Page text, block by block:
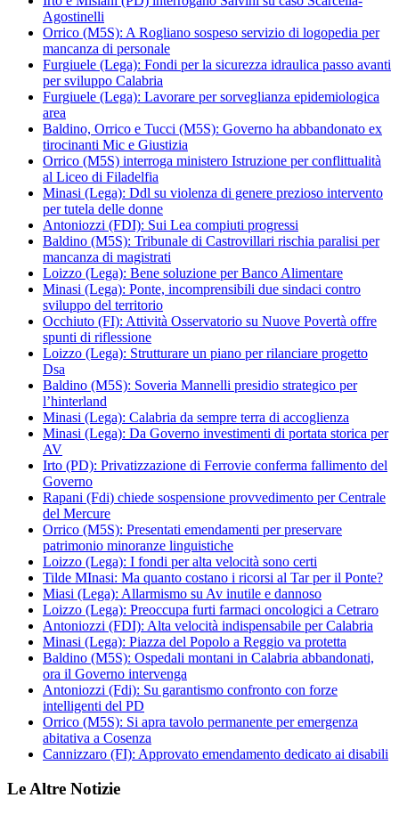
Agostinelli
Orrico (M5S): A Rogliano sospeso servizio di logopedia per
mancanza di personale
Furgiuele (Lega): Fondi per la sicurezza idraulica passo avanti
per sviluppo Calabria
Furgiuele (Lega): Lavorare per sorveglianza epidemiologica
area
Baldino, Orrico e Tucci (M5S): Governo ha abbandonato ex
tirocinanti Mic e Giustizia
Orrico (M5S) interroga ministero Istruzione per conflittualità
al Liceo di Filadelfia
Minasi (Lega): Ddl su violenza di genere prezioso intervento
per tutela delle donne
Antoniozzi (FDI): Sui Lea compiuti progressi
Baldino (M5S): Tribunale di Castrovillari rischia paralisi per
mancanza di magistrati
Loizzo (Lega): Bene soluzione per Banco Alimentare
Minasi (Lega): Ponte, incomprensibili due sindaci contro
sviluppo del territorio
Occhiuto (FI): Attività Osservatorio su Nuove Povertà offre
spunti di riflessione
Loizzo (Lega): Strutturare un piano per rilanciare progetto
Dsa
Baldino (M5S): Soveria Mannelli presidio strategico per
l’hinterland
Minasi (Lega): Calabria da sempre terra di accoglienza
Minasi (Lega): Da Governo investimenti di portata storica per
AV
Irto (PD): Privatizzazione di Ferrovie conferma fallimento del
Governo
Rapani (Fdi) chiede sospensione provvedimento per Centrale
del Mercure
Orrico (M5S): Presentati emendamenti per preservare
patrimonio minoranze linguistiche
Loizzo (Lega): I fondi per alta velocità sono certi
Tilde MInasi: Ma quanto costano i ricorsi al Tar per il Ponte?
Miasi (Lega): Allarmismo su Av inutile e dannoso
Loizzo (Lega): Preoccupa furti farmaci oncologici a Cetraro
Antoniozzi (FDI): Alta velocità indispensabile per Calabria
Minasi (Lega): Piazza del Popolo a Reggio va protetta
Baldino (M5S): Ospedali montani in Calabria abbandonati,
ora il Governo intervenga
Antoniozzi (Fdi): Su garantismo confronto con forze
intelligenti del PD
Orrico (M5S): Si apra tavolo permanente per emergenza
abitativa a Cosenza
Cannizzaro (FI): Approvato emendamento dedicato ai disabili
Le Altre Notizie